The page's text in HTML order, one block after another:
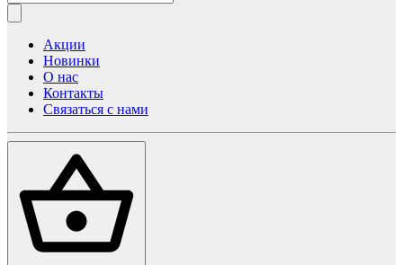
Акции
Новинки
О нас
Контакты
Связаться с нами